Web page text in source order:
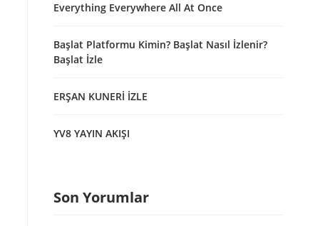
Everything Everywhere All At Once
Başlat Platformu Kimin? Başlat Nasıl İzlenir?
Başlat İzle
ERŞAN KUNERİ İZLE
YV8 YAYIN AKIŞI
Son Yorumlar